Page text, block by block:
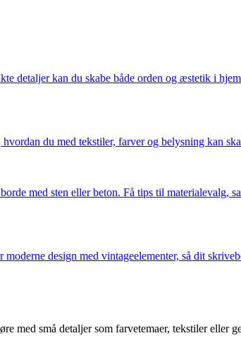
kan du skabe både orden og æstetik i
du med tekstiler, farver og belysning kan
med sten eller beton. Få tips til materialevalg,
design med vintageelementer, så dit
små detaljer som farvetemaer, tekstiler eller